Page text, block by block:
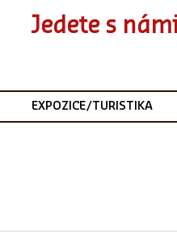
Jedete s
EXPOZICE/TURISTIKA